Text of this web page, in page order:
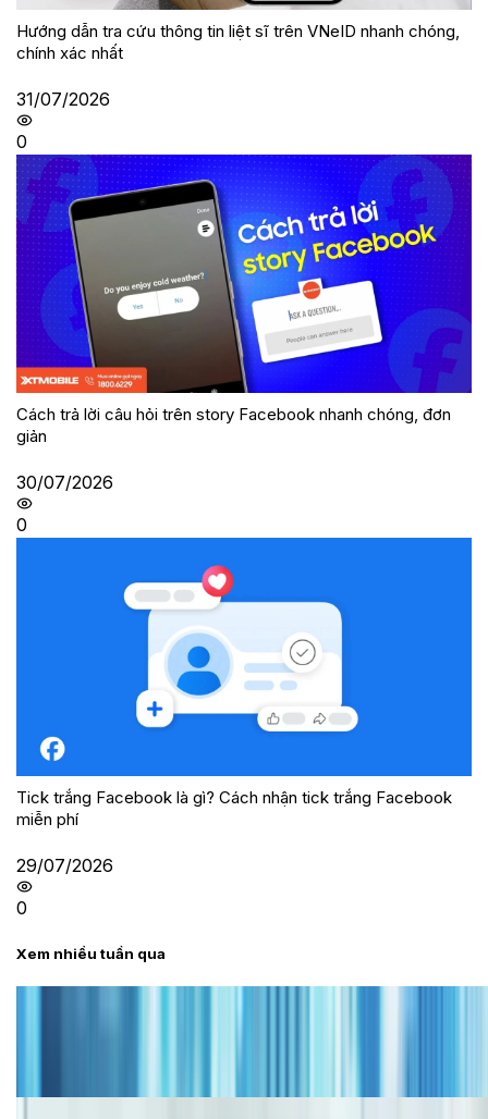
Hướng dẫn tra cứu thông tin liệt sĩ trên VNeID nhanh chóng,
chính xác nhất
31/07/2026
0
Cách trả lời câu hỏi trên story Facebook nhanh chóng, đơn
giản
30/07/2026
0
Tick trắng Facebook là gì? Cách nhận tick trắng Facebook
miễn phí
29/07/2026
0
Xem nhiều tuần qua